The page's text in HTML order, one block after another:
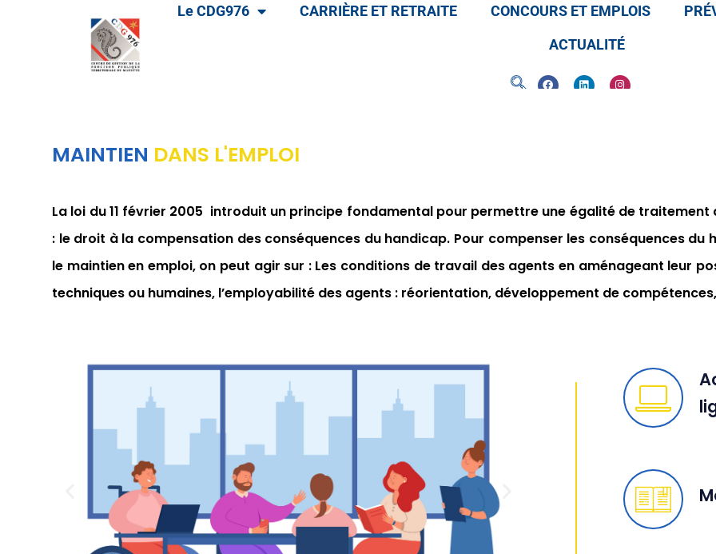
Le CDG976 CARRIÈRE ET RETRAITE CONCOURS ET EMPLOIS
ACTUALITÉ
MAINTIEN DANS L'EMPLOI
La loi du 11 février 2005 introduit un principe fondamental pour permettre une égalité de
: le droit à la compensation des conséquences du handicap. Pour compenser les conséquences du
le maintien en emploi, on peut agir sur : Les conditions de travail des agents en aménageant leur
techniques ou humaines, l’employabilité des agents : réorientation, développement de